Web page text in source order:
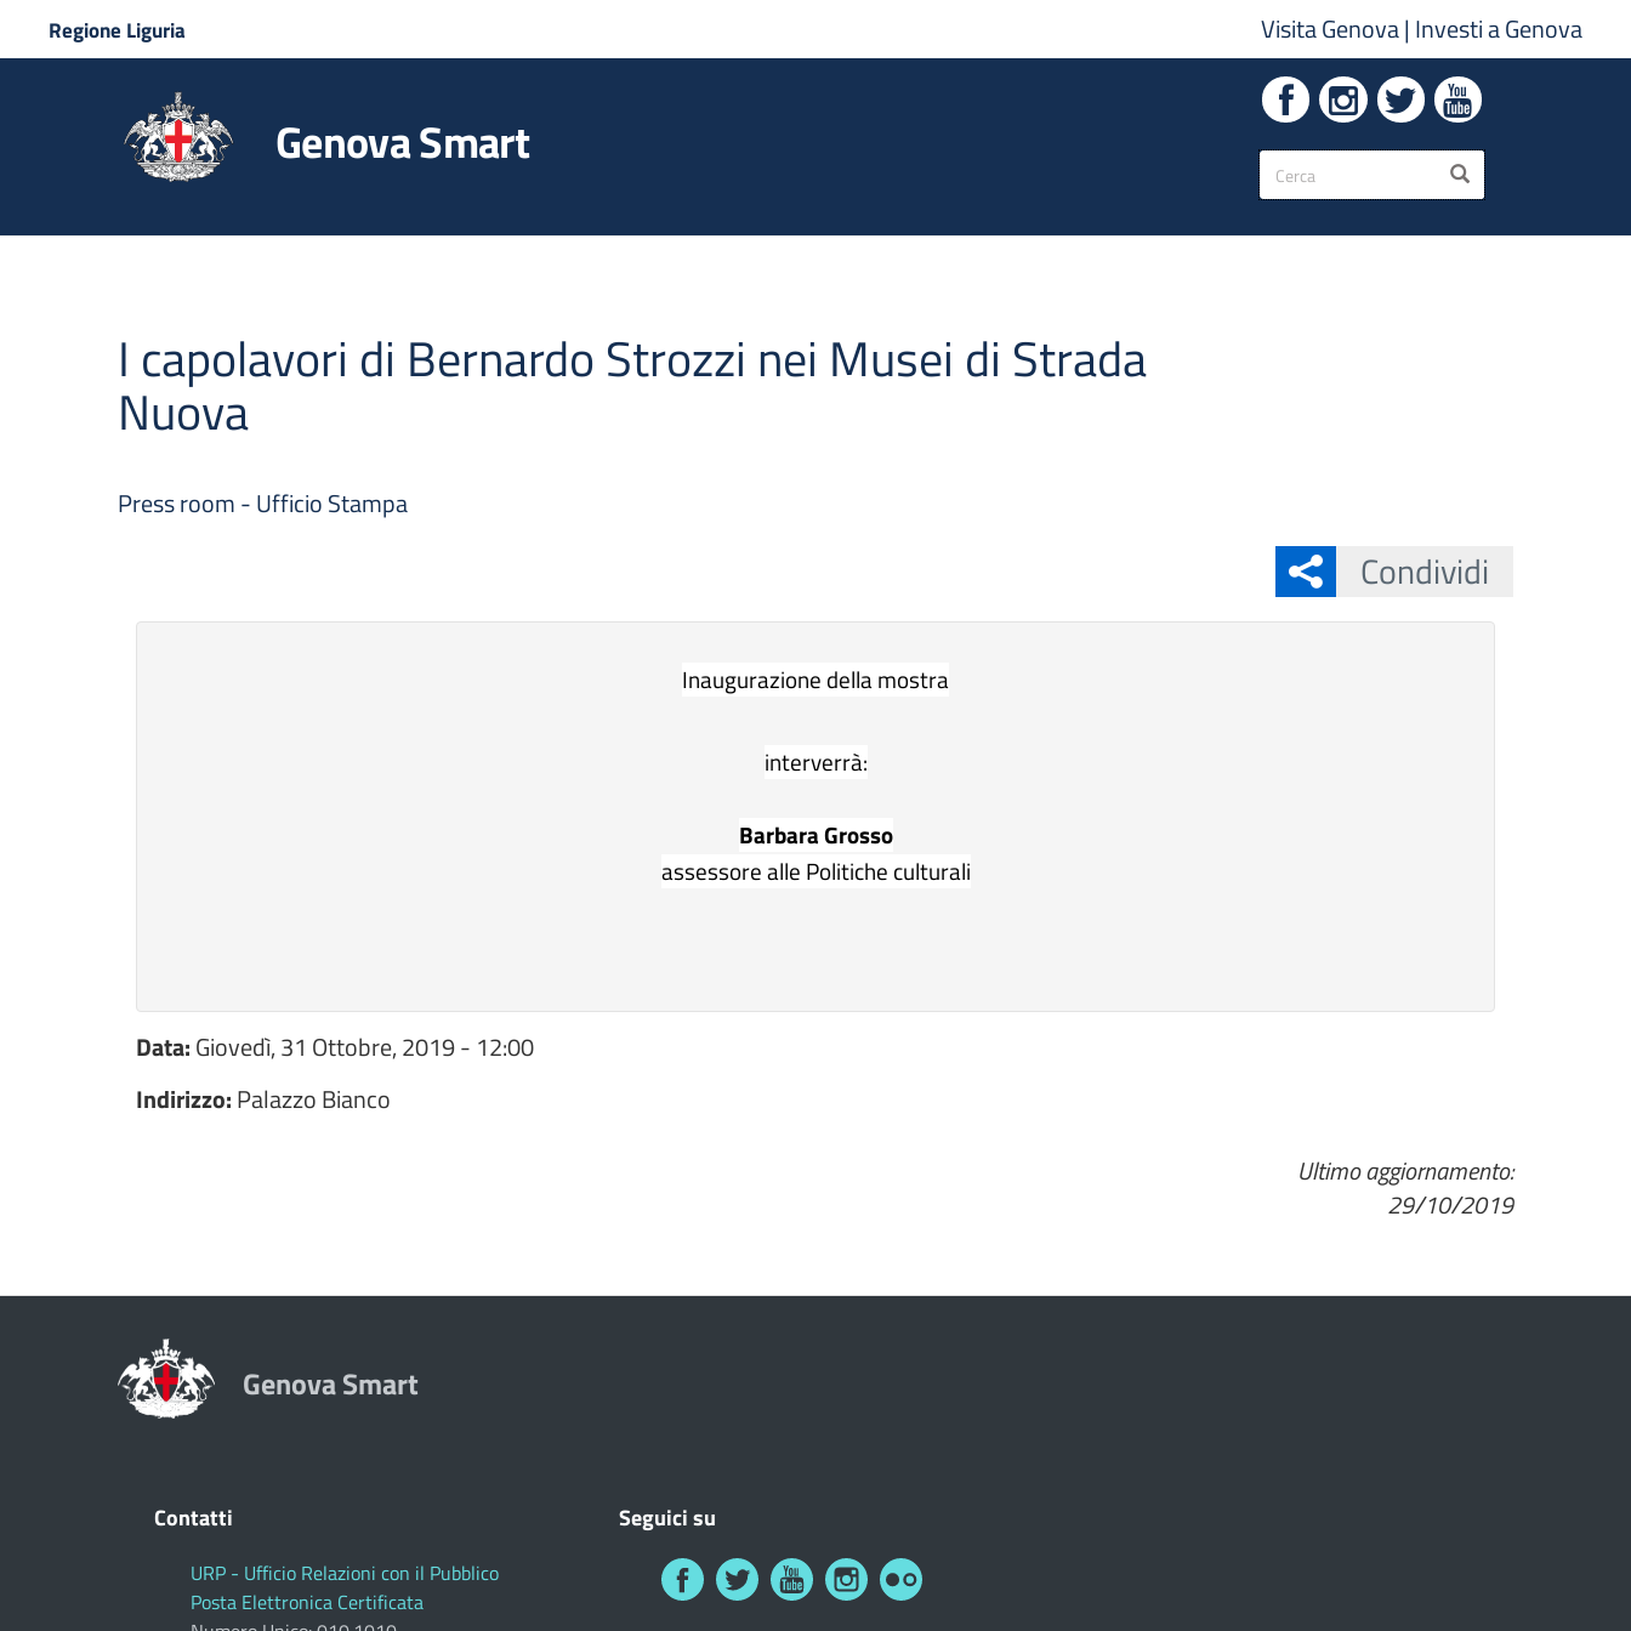
Regione Liguria Visita Genova| Investi a Genova
Genova Smart
Form
di
ricerca
CERCA
I capolavori di Bernardo Strozzi nei Musei di Strada
Nuova
Press room - Ufficio Stampa
Condividi
Inaugurazione della mostra
interverrà:
Barbara Grosso
assessore alle Politiche culturali
Data:Giovedì, 31 Ottobre, 2019 - 12:00
Indirizzo:Palazzo Bianco
Ultimo aggiornamento:
29/10/2019
Genova Smart
Contatti
URP - Ufficio Relazioni con il Pubblico
Posta Elettronica Certificata
Seguici su